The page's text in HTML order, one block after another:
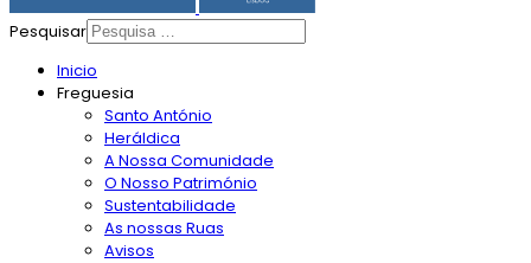
Pesquisar
Inicio
Freguesia
Santo António
Heráldica
A Nossa Comunidade
O Nosso Património
Sustentabilidade
As nossas Ruas
Avisos